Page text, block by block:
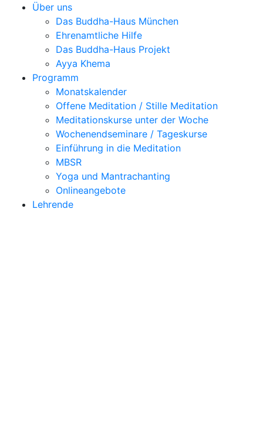
Über uns
Das Buddha-Haus München
Ehrenamtliche Hilfe
Das Buddha-Haus Projekt
Ayya Khema
Programm
Monatskalender
Offene Meditation / Stille Meditation
Meditationskurse unter der Woche
Wochenendseminare / Tageskurse
Einführung in die Meditation
MBSR
Yoga und Mantrachanting
Onlineangebote
Lehrende